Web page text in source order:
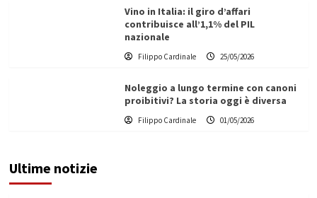
Vino in Italia: il giro d’affari
contribuisce all’1,1% del PIL
nazionale
Filippo Cardinale 25/05/2026
Noleggio a lungo termine con canoni
proibitivi? La storia oggi è diversa
Filippo Cardinale 01/05/2026
Ultime notizie